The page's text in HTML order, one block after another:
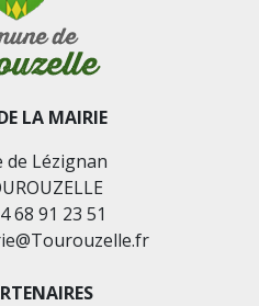
LA MAIRIE
de Lézignan
68 91 23 51